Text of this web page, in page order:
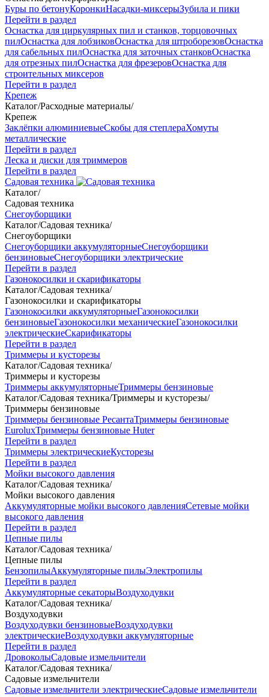
Буры по бетонуКоронкиНасадки-миксерыЗубила и пики
Перейти в раздел
Оснастка для циркулярных пил и станков, торцовочных
пилОснастка для лобзиковОснастка для штроборезовОснастка
для сабельных пилОснастка для заточных станковОснастка
для отрезных пилОснастка для фрезеровОснастка для
строительных миксеров
Перейти в раздел
Крепеж
Каталог/Расходные материалы/
Крепеж
Заклёпки алюминиевыеСкобы для степлераХомуты
металлические
Перейти в раздел
Леска и диски для триммеров
Перейти в раздел
Садовая техника
Каталог/
Садовая техника
Снегоуборщики
Каталог/Садовая техника/
Снегоуборщики
Снегоуборщики аккумуляторныеСнегоуборщики
бензиновыеСнегоуборщики электрические
Перейти в раздел
Газонокосилки и скарификаторы
Каталог/Садовая техника/
Газонокосилки и скарификаторы
Газонокосилки аккумуляторныеГазонокосилки
бензиновыеГазонокосилки механическиеГазонокосилки
электрическиеСкарификаторы
Перейти в раздел
Триммеры и кусторезы
Каталог/Садовая техника/
Триммеры и кусторезы
Триммеры аккумуляторныеТриммеры бензиновые
Каталог/Садовая техника/Триммеры и кусторезы/
Триммеры бензиновые
Триммеры бензиновые РесантаТриммеры бензиновые
EuroluxТриммеры бензиновые Huter
Перейти в раздел
Триммеры электрическиеКусторезы
Перейти в раздел
Мойки высокого давления
Каталог/Садовая техника/
Мойки высокого давления
Аккумуляторные мойки высокого давленияСетевые мойки
высокого давления
Перейти в раздел
Цепные пилы
Каталог/Садовая техника/
Цепные пилы
БензопилыАккумуляторные пилыЭлектропилы
Перейти в раздел
Аккумуляторные секаторыВоздуходувки
Каталог/Садовая техника/
Воздуходувки
Воздуходувки бензиновыеВоздуходувки
электрическиеВоздуходувки аккумуляторные
Перейти в раздел
ДровоколыСадовые измельчители
Каталог/Садовая техника/
Садовые измельчители
Садовые измельчители электрическиеСадовые измельчители